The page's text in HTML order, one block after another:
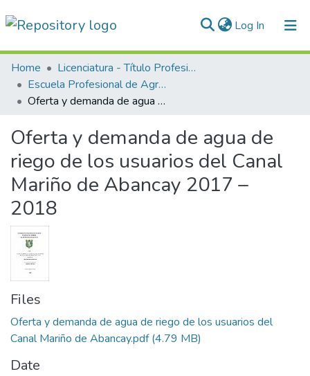
Log In (current)
Communities & Collections
All of DSpace
Normativas
Home
Licenciatura - Título Profesional
Escuela Profesional de Agronomía
Oferta y demanda de agua de riego de los usuarios del Canal Mariño de Abancay 2017 – 2018
Oferta y demanda de agua de
riego de los usuarios del Canal
Mariño de Abancay 2017 –
2018
Files
Oferta y demanda de agua de riego de los usuarios del
Canal Mariño de Abancay.pdf(4.79 MB)
Date